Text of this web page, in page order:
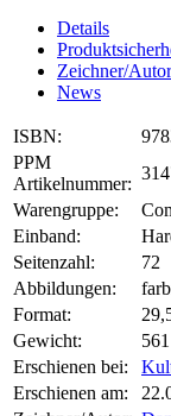
Details
Zeichner/
News
ISBN:
PPM
Artikelnummer:
Warengruppe:
Einband:
Seitenzahl:
72
Abbildungen:
Format:
Gewicht:
Erschienen bei:
Erschienen am: